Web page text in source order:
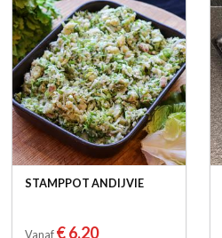
STAMPPOT ANDIJVIE
Vanaf € 6,20